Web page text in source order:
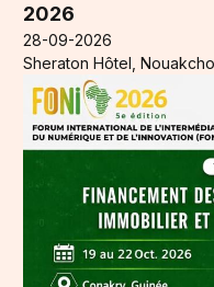
2026
28-09-2026
Sheraton Hôtel,